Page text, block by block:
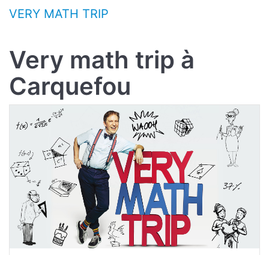
Aller au contenu
VERY MATH TRIP
Very math trip à
Carquefou